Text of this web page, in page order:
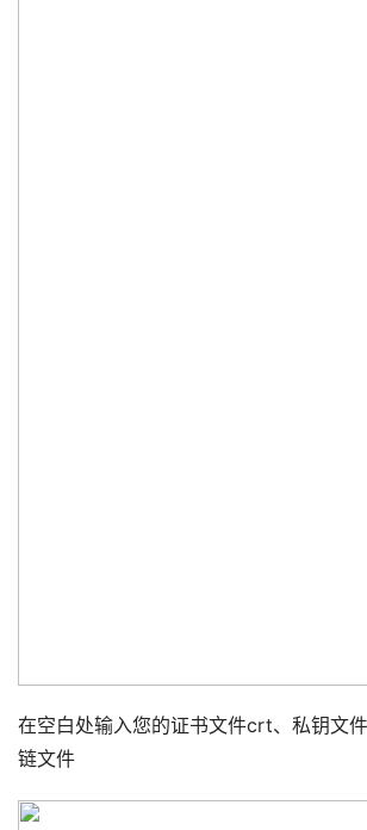
在空白处输入您的证书文件crt、私钥文
链文件